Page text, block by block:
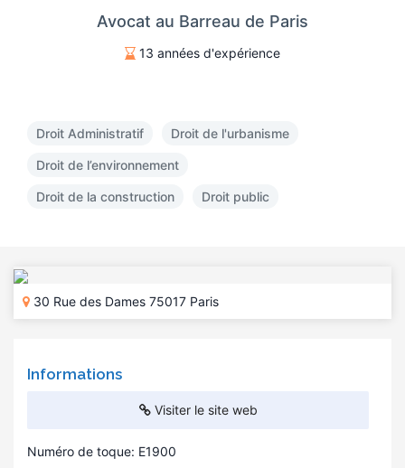
Avocat au Barreau de Paris
13 années d'expérience
Droit Administratif Droit de l'urbanisme
Droit de l’environnement
Droit de la construction Droit public
30 Rue des Dames 75017 Paris
Informations
Visiter le site web
Numéro de toque: E1900